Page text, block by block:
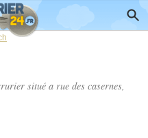
situé a rue des casernes,